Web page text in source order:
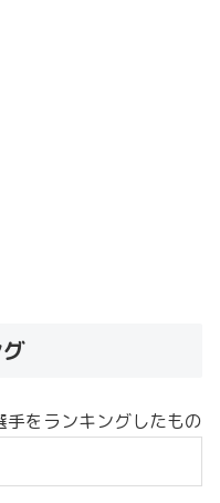
をランキングしたもの